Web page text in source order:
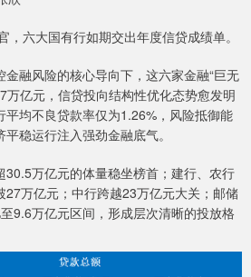
六大国有行如期交出年度信贷成绩单。
融风险的核心导向下，这六家金融“巨无
万亿元，信贷投向结构性优化态势愈发明
平均不良贷款率仅为1.26%，风险抵御能
稳运行注入强劲金融底气。
万亿元的体量稳坐榜首；建行、农行
27万亿元；中行跨越23万亿元大关；邮储
9.6万亿元区间，形成层次清晰的投放格